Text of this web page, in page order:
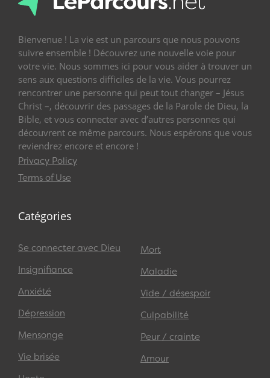
Bienvenue ! La vie est un parcours que nous pouvons
suivre ensemble ! Découvrez une nouvelle voie pour
votre vie. Nous sommes ici pour vous aider à trouver un
sens aux questions difficiles de la vie. Vous pourrez
rencontrer une personne qui peut tout changer – Jésus
Christ –, découvrir des passages de la Parole de Dieu, la
Bible, et vous connecter avec d’autres personnes qui
découvrent ce même parcours. Nous espérons que vous
reviendrez encore et encore !
Privacy Policy
Terms of Use
Catégories
Se connecter avec Dieu
Insignifiance
Anxiété
Dépression
Mensonge
Vie brisée
Mort
Maladie
Vide / désespoir
Culpabilité
Peur / crainte
Amour